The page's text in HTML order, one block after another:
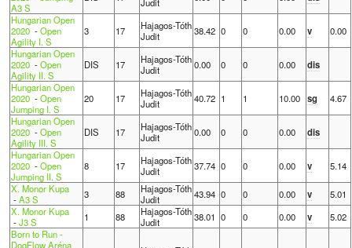
A3 S
Hungarian Open
2020-Open
Agility I. S
3 17
Hajagos-Tóth
Judit
38.42 0 0 0.00 v
0.00
Hungarian Open
2020-Open
Agility II. S
DIS 17
Hajagos-Tóth
Judit
0.00 0 0 0.00
dis
Hungarian Open
2020-Open
Jumping I. S
20 17
Hajagos-Tóth
Judit
40.72 1 1 10.00 sg
4.67
Hungarian Open
2020-Open
Agility III. S
DIS 17
Hajagos-Tóth
Judit
0.00 0 0 0.00
dis
Hungarian Open
2020-Open
Jumping II. S
8 17
Hajagos-Tóth
Judit
37.74 0 0 0.00 v
5.14
X. Monor Kupa
-A3 S 3 88
Hajagos-Tóth
Judit
43.94 0 0 0.00 v
5.01
X. Monor Kupa
-J3 S 1 88
Hajagos-Tóth
Judit
38.01 0 0 0.00 v
5.02
Born to Run -
DogFlow Aréna